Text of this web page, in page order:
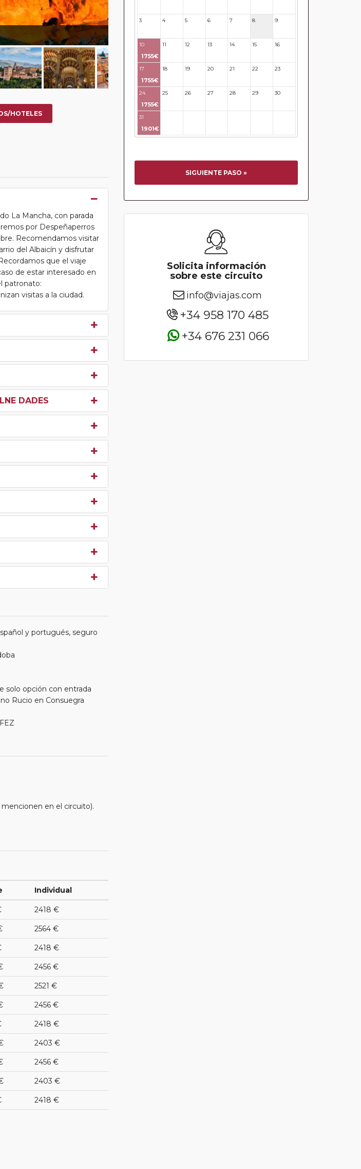
HOTELES
La Mancha, con parada
por Despeñaperros
Recomendamos visitar
del Albaicín y disfrutar
que el viaje
de estar interesado en
patronato:
visitas a la ciudad.
DADES
y portugués, seguro
solo opción con entrada
Rucio en Consuegra
en el circuito).
Individual
2418 €
2564 €
2418 €
2456 €
2521 €
2456 €
2418 €
2403 €
2456 €
2403 €
2418 €
3 4 5 6 7 8 9
10
1755€
11 12 13 14 15 16
17
1755€
18 19 20 21 22 23
24
1755€
25 26 27 28 29 30
31
1901€
SIGUIENTE PASO »
Solicita información
sobre este circuito
info@viajas.com
+34 958 170 485
+34 676 231 066